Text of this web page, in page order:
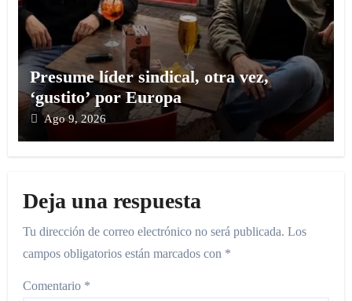
Presume líder sindical, otra vez,
‘gustito’ por Europa
Ago 9, 2026
Deja una respuesta
Tu dirección de correo electrónico no será publicada. Los
campos obligatorios están marcados con *
Comentario *